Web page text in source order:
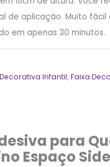
de aplicação. Muito fácil
em apenas 30 minutos.
Infantil,Faixa
para
Espaço